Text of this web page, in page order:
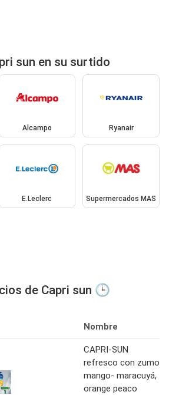
sun en su surtido
Alcampo Ryanair
E.Leclerc Supermercados MAS
de Capri sun 🕒
Nombre
CAPRI-SUN
refresco con zumo
mango- maracuyá,
orange peaco